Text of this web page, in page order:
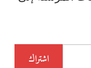
اشتراك